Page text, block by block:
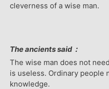
cleverness of a wise man.
The ancients said：
The wise man does not
is useless. Ordinary people
knowledge.